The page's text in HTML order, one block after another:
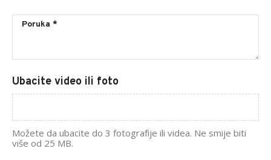
Ubacite video ili foto
Možete da ubacite do 3 fotografije ili videa. Ne smije biti
više od 25 MB.